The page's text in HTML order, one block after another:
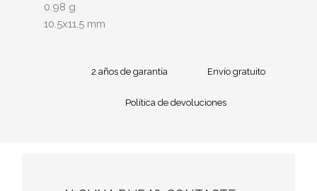
0.98 g
10.5x11.5 mm
2 años de garantía Envío gratuito
Política de devoluciones